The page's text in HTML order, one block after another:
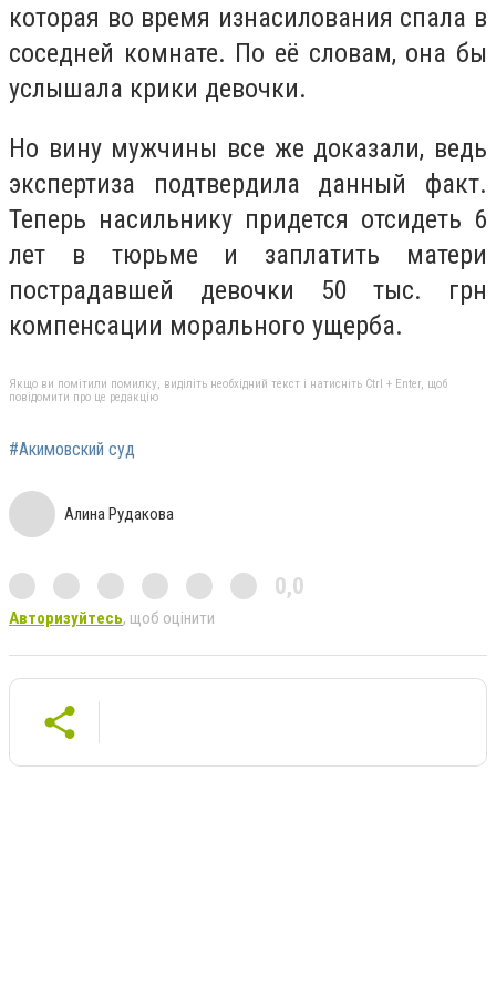
которая во время изнасилования спала в
соседней комнате. По её словам, она бы
услышала крики девочки.
Но вину мужчины все же доказали, ведь
экспертиза подтвердила данный факт.
Теперь насильнику придется отсидеть 6
лет в тюрьме и заплатить матери
пострадавшей девочки 50 тыс. грн
компенсации морального ущерба.
Якщо ви помітили помилку, виділіть необхідний текст і натисніть Ctrl + Enter, щоб
повідомити про це редакцію
#Акимовский суд
Алина Рудакова
0,0
Авторизуйтесь, щоб оцінити